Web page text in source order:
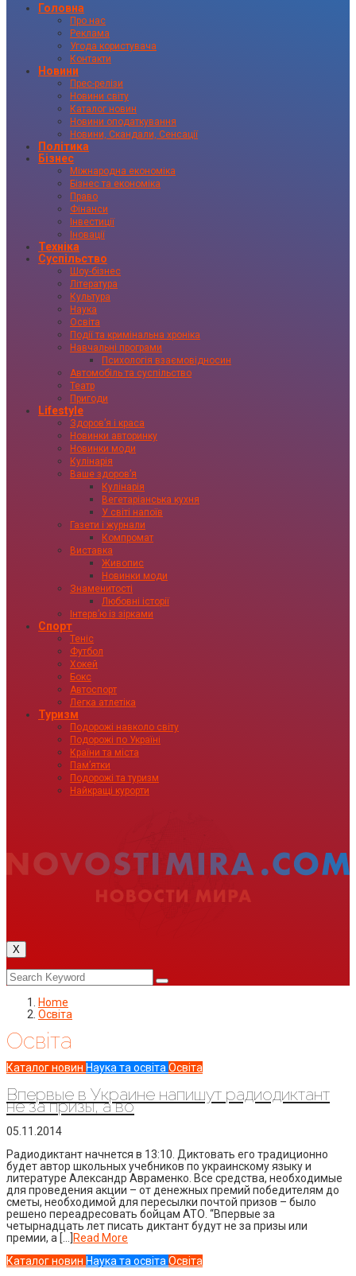
Головна
Про нас
Реклама
Угода користувача
Контакти
Новини
Прес-релізи
Новини світу
Каталог новин
Новини оподаткування
Новини, Скандали, Сенсації
Політика
Бізнес
Міжнародна економіка
Бізнес та економіка
Право
Фінанси
Інвестиції
Іновації
Техніка
Суспільство
Шоу-бізнес
Література
Культура
Наука
Освіта
Події та кримінальна хроніка
Навчальні програми
Психологія взаємовідносин
Автомобіль та суспільство
Театр
Пригоди
Lifestyle
Здоровʼя і краса
Новинки авторинку
Новинки моди
Кулінарія
Ваше здоровʼя
Кулінарія
Вегетаріанська кухня
У світі напоїв
Газети і журнали
Компромат
Виставка
Живопис
Новинки моди
Знаменитості
Любовні історії
Інтервʼю із зірками
Спорт
Теніс
Футбол
Хокей
Бокс
Автоспорт
Легка атлетіка
Туризм
Подорожі навколо світу
Подорожі по Україні
Країни та міста
Пам’ятки
Подорожі та туризм
Найкращі курорти
X
Home
Освіта
Освіта
Каталог новин Наука та освіта Освіта
Впервые в Украине напишут радиодиктант
не за призы, а во
05.11.2014
Радиодиктант начнется в 13:10. Диктовать его традиционно
будет автор школьных учебников по украинскому языку и
литературе Александр Авраменко. Все средства, необходимые
для проведения акции – от денежных премий победителям до
сметы, необходимой для пересылки почтой призов – было
решено переадресовать бойцам АТО. “Впервые за
четырнадцать лет писать диктант будут не за призы или
премии, а […]
Read More
Каталог новин Наука та освіта Освіта